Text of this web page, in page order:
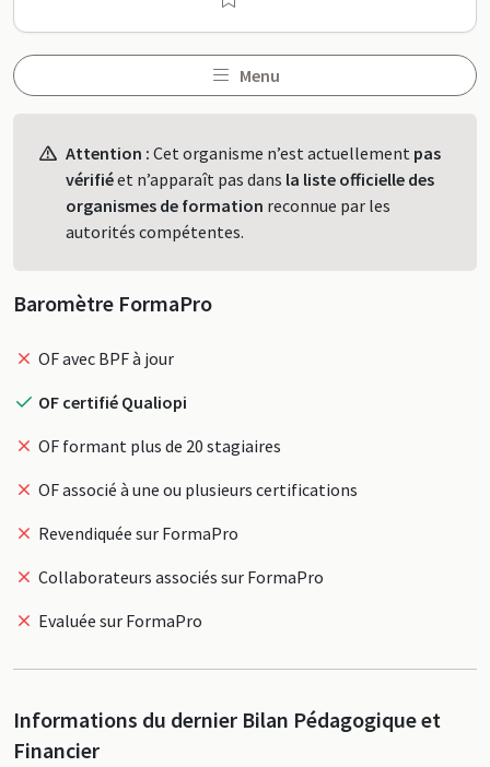
Menu
Attention : Cet organisme n’est actuellement pas
vérifiéet n’apparaît pas dans la liste officielle des
organismes de formation reconnue par les
autorités compétentes.
Baromètre FormaPro
OF avec BPF à jour
OF certifié Qualiopi
OF formant plus de 20 stagiaires
OF associé à une ou plusieurs certifications
Revendiquée sur FormaPro
Collaborateurs associés sur FormaPro
Evaluée sur FormaPro
Informations du dernier Bilan Pédagogique et
Financier